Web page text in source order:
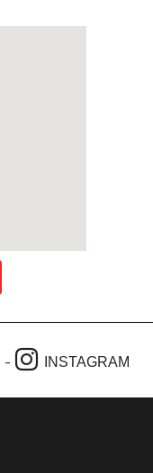
- INSTAGRAM